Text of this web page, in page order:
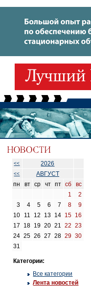
<< 2026
<<
АВГУСТ
пн
вт ср чт пт сб
вс
1
2
3
4 5 6 7 8
9
10
11 12 13 14 15 16
17
18 19 20 21 22
23
24 25 26 27 28 29 30
31
Категории:
Все категории
Лента новостей